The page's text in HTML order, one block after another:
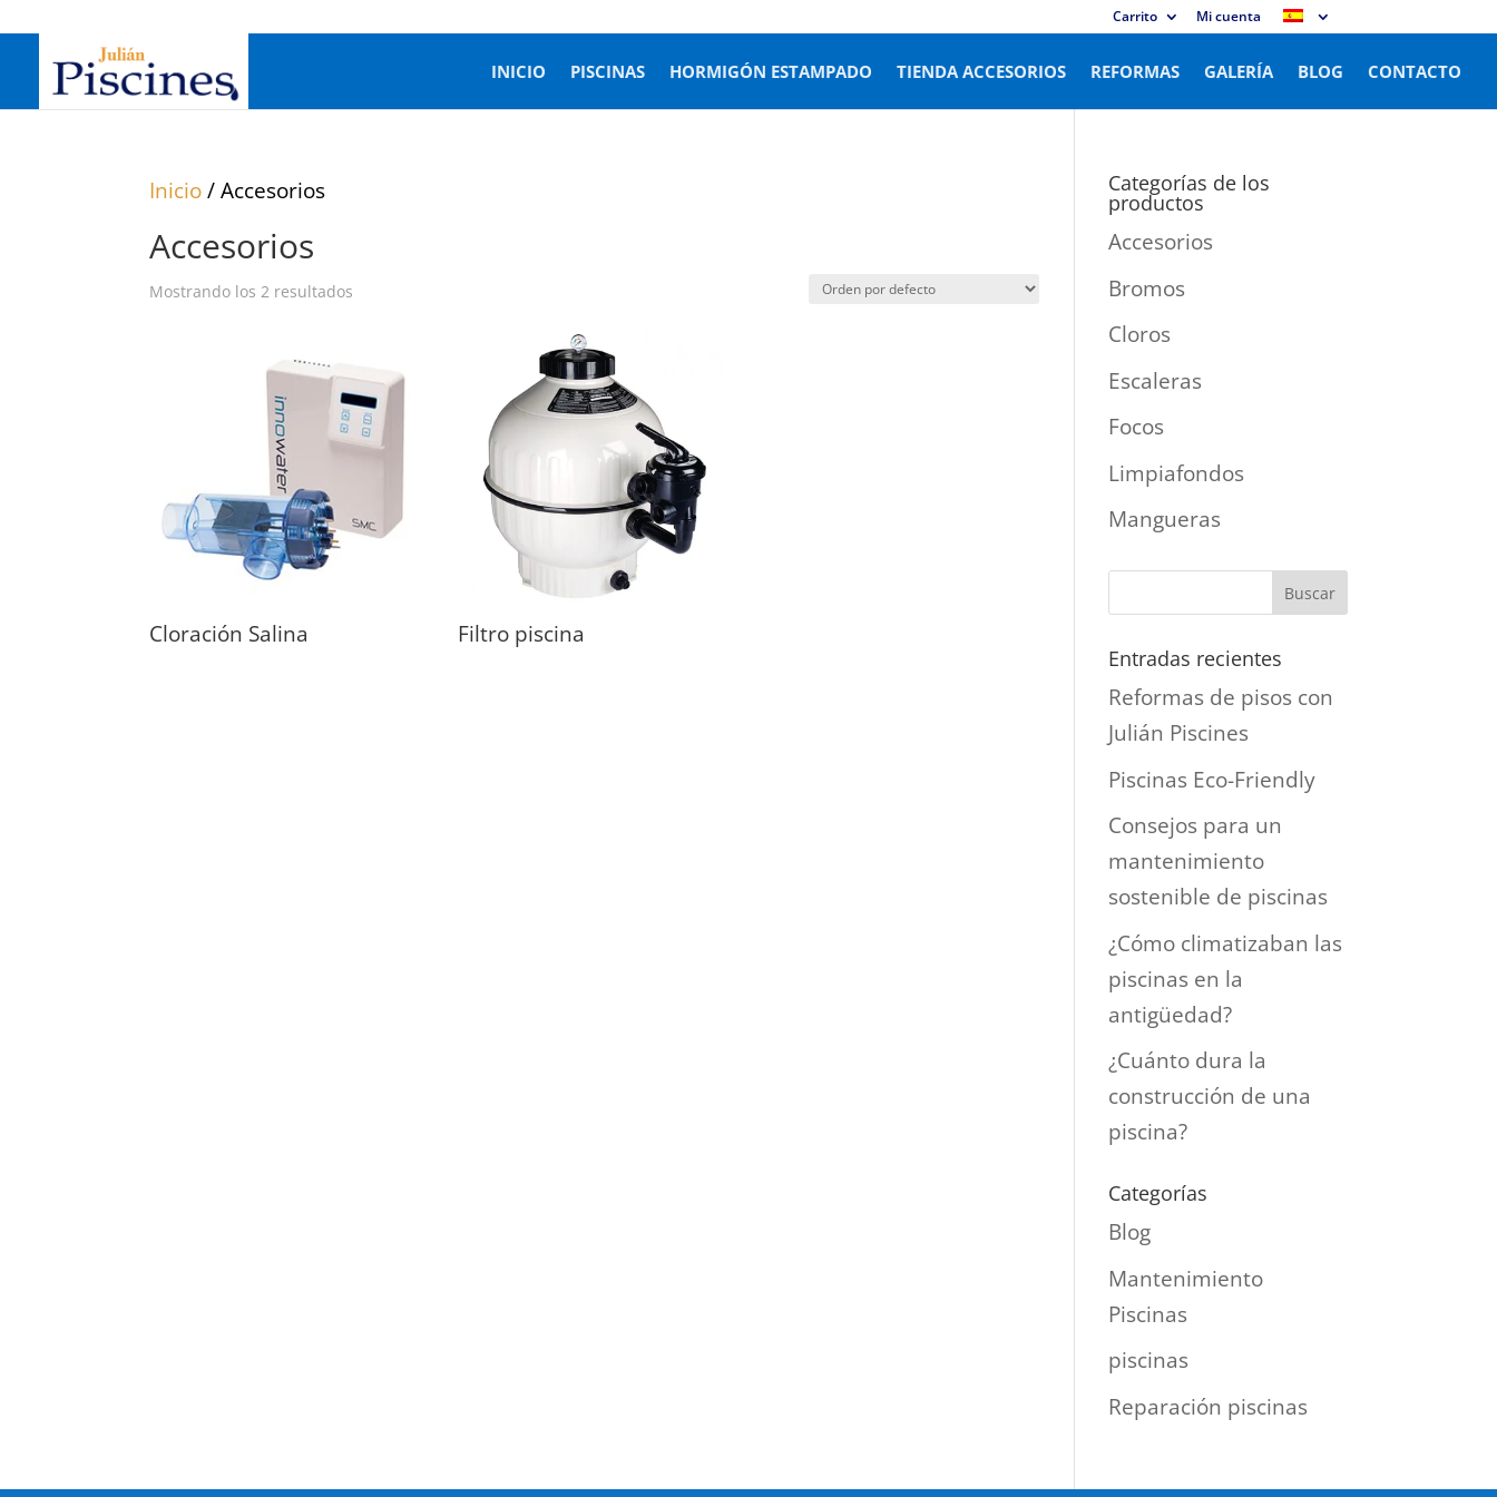
Carrito Mi cuenta
INICIO PISCINAS HORMIGÓN ESTAMPADO TIENDA ACCESORIOS REFORMAS GALERÍA BLOG CONTACTO
Inicio/ Accesorios
Accesorios
Mostrando los 2 resultados
Cloración Salina Filtro piscina
Categorías de los
productos
Accesorios
Bromos
Cloros
Escaleras
Focos
Limpiafondos
Mangueras
Entradas recientes
Reformas de pisos con
Julián Piscines
Piscinas Eco-Friendly
Consejos para un
mantenimiento
sostenible de piscinas
¿Cómo climatizaban las
piscinas en la
antigüedad?
¿Cuánto dura la
construcción de una
piscina?
Categorías
Blog
Mantenimiento
Piscinas
piscinas
Reparación piscinas